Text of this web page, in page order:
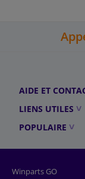
AIDE ET
LIENS UTILES
POPULAIRE
Winparts GO